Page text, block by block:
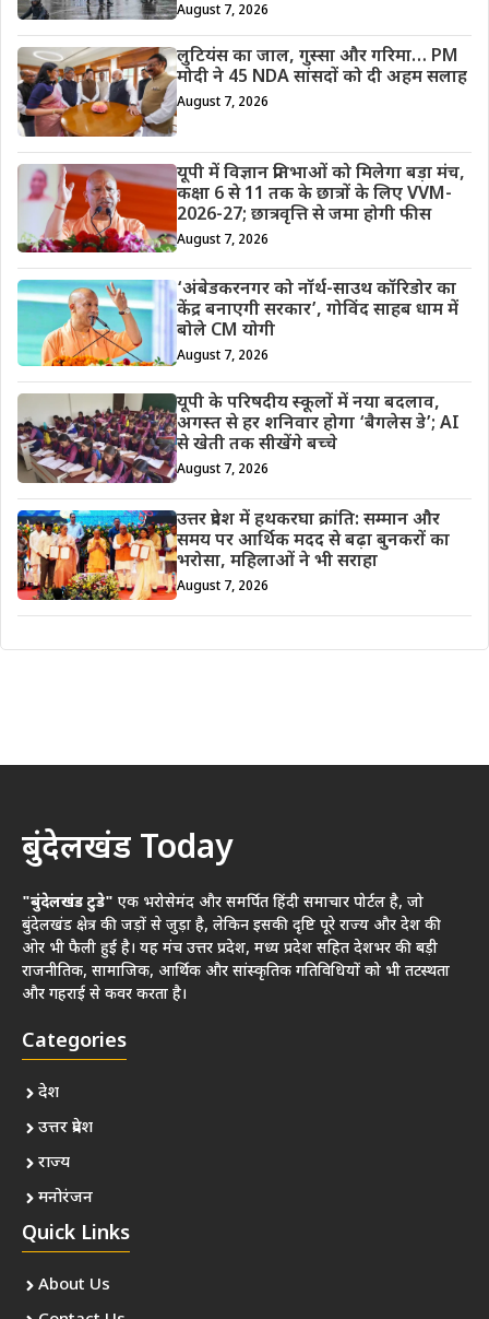
August 7, 2026
लुटियंस का जाल, गुस्सा और गरिमा… PM
मोदी ने 45 NDA सांसदों को दी अहम सलाह
August 7, 2026
यूपी में विज्ञान प्रतिभाओं को मिलेगा बड़ा मंच,
कक्षा 6 से 11 तक के छात्रों के लिए VVM-
2026-27; छात्रवृत्ति से जमा होगी फीस
August 7, 2026
‘अंबेडकरनगर को नॉर्थ-साउथ कॉरिडोर का
केंद्र बनाएगी सरकार’, गोविंद साहब धाम में
बोले CM योगी
August 7, 2026
यूपी के परिषदीय स्कूलों में नया बदलाव,
अगस्त से हर शनिवार होगा ‘बैगलेस डे’; AI
से खेती तक सीखेंगे बच्चे
August 7, 2026
उत्तर प्रदेश में हथकरघा क्रांति: सम्मान और
समय पर आर्थिक मदद से बढ़ा बुनकरों का
भरोसा, महिलाओं ने भी सराहा
August 7, 2026
बुंदेलखंड Today
"बुंदेलखंड टुडे" एक भरोसेमंद और समर्पित हिंदी समाचार पोर्टल है, जो
बुंदेलखंड क्षेत्र की जड़ों से जुड़ा है, लेकिन इसकी दृष्टि पूरे राज्य और देश की
ओर भी फैली हुई है। यह मंच उत्तर प्रदेश, मध्य प्रदेश सहित देशभर की बड़ी
राजनीतिक, सामाजिक, आर्थिक और सांस्कृतिक गतिविधियों को भी तटस्थता
और गहराई से कवर करता है।
Categories
देश
उत्तर प्रदेश
राज्य
मनोरंजन
Quick Links
About Us